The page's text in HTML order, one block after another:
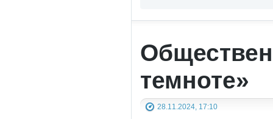
темноте»
28.11.2024, 17:10